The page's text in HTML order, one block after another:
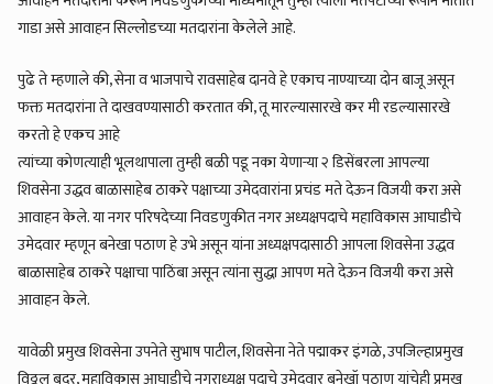
गाडा असे आवाहन सिल्लोडच्या मतदारांना केलेले आहे.
पुढे ते म्हणाले की, सेना व भाजपाचे रावसाहेब दानवे हे एकाच नाण्याच्या दोन बाजू असून
फक्त मतदारांना ते दाखवण्यासाठी करतात की, तू मारल्यासारखे कर मी रडल्यासारखे
करतो हे एकच आहे
त्यांच्या कोणत्याही भूलथापाला तुम्ही बळी पडू नका येणाऱ्या २ डिसेंबरला आपल्या
शिवसेना उद्धव बाळासाहेब ठाकरे पक्षाच्या उमेदवारांना प्रचंड मते देऊन विजयी करा असे
आवाहन केले. या नगर परिषदेच्या निवडणुकीत नगर अध्यक्षपदाचे महाविकास आघाडीचे
उमेदवार म्हणून बनेखा पठाण हे उभे असून यांना अध्यक्षपदासाठी आपला शिवसेना उद्धव
बाळासाहेब ठाकरे पक्षाचा पाठिंबा असून त्यांना सुद्धा आपण मते देऊन विजयी करा असे
आवाहन केले.
यावेळी प्रमुख शिवसेना उपनेते सुभाष पाटील, शिवसेना नेते पद्माकर इंगळे, उपजिल्हाप्रमुख